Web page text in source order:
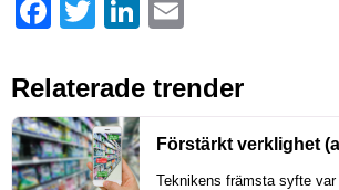
FacebookTwitter LinkedIn
Relaterade trender
Förstärkt verklighet
Teknikens främsta syfte